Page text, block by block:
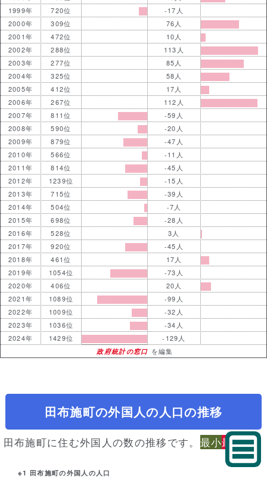
1999年
720位
-17人
2000年
309位
76人
2001年
472位
10人
2002年
288位
113人
2003年
277位
85人
2004年
325位
58人
2005年
412位
17人
2006年
267位
112人
2007年
811位
-59人
2008年
590位
-20人
2009年
879位
-47人
2010年
566位
-11人
2011年
814位
-45人
2012年
1239位
-15人
2013年
715位
-39人
2014年
504位
-7人
2015年
698位
-28人
2016年
528位
3人
2017年
920位
-45人
2018年
461位
17人
2019年
1054位
-73人
2020年
406位
20人
2021年
1089位
-99人
2022年
1009位
-32人
2023年
1036位
-34人
2024年
1429位
-129人
政府統計の窓口 を編集
田布施町の外国人の人口の推移
田布施町に住む外国人の数の推移です。 最小最大
※1 田布施町の外国人の人口